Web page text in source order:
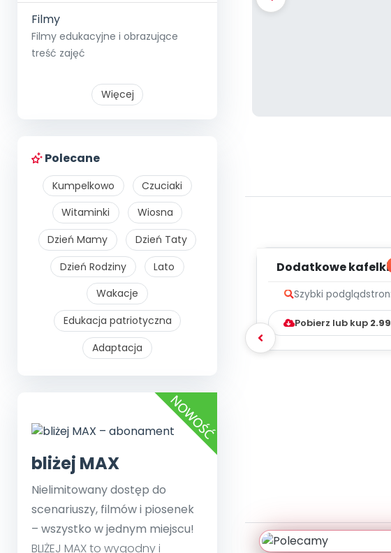
Filmy
Filmy edukacyjne i obrazujące
treść zajęć
Więcej
Polecane
Kumpelkowo
Czuciaki
Witaminki
Wiosna
Dzień Mamy
Dzień Taty
Dzień Rodziny
Lato
Wakacje
Edukacja patriotyczna
Adaptacja
bliżej MAX
Nielimitowany dostęp do
scenariuszy, filmów i piosenek
– wszystko w jednym miejscu!
BLIŻEJ MAX to wygodny i
Dodatkowe kafelki
Szybki podglądstron:
Pobierz lub kup 2.99